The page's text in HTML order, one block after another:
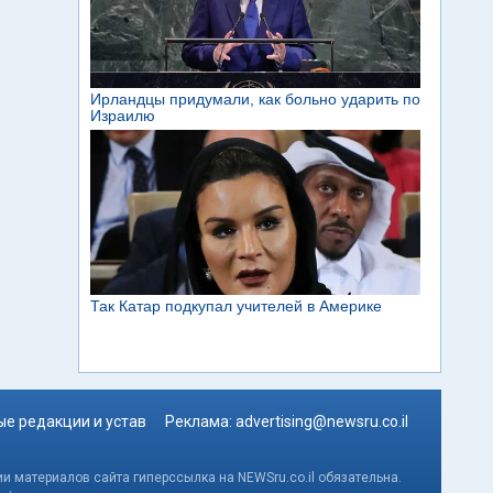
редакции и устав Реклама: advertising@newsru.co.il
сайта гиперссылка на NEWSru.co.il обязательна.